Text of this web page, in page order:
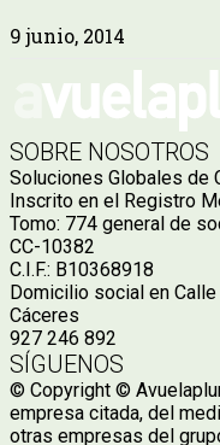
9 junio, 2014
SOBRE NOSOTROS
Soluciones Globales de
Inscrito en el Registro
Tomo: 774 general de
CC-10382
C.I.F.: B10368918
Domicilio social en Calle
Cáceres
927 246 892
SÍGUENOS
© Copyright ©
empresa citada, del
otras empresas del